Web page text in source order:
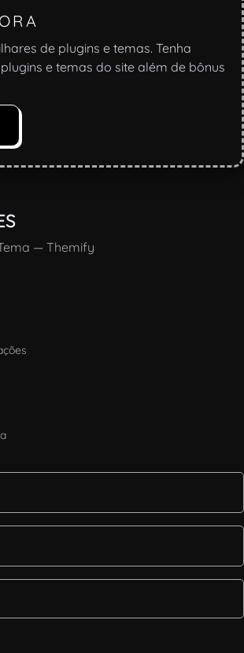
de plugins e temas. Tenha
e temas do site além de bônus
— Themify